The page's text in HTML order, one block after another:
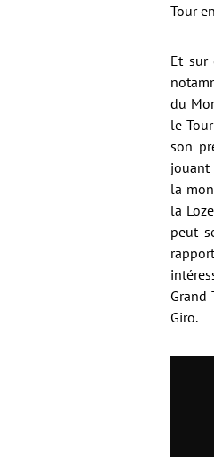
Tour
Et sur
du
le
son
jouant
la
la
peut
Grand
Giro.